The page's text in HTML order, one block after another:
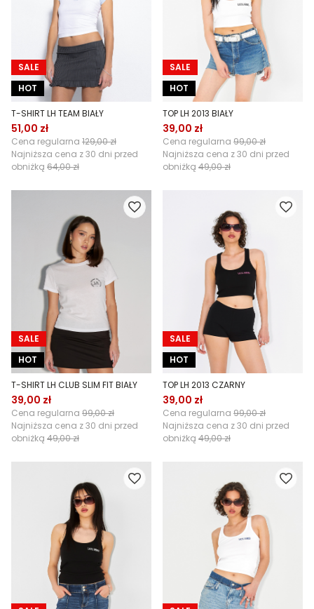
SALE
HOT
T-SHIRT LH TEAM BIAŁY
51,00 zł
Cena regularna 129,00 zł
Najniższa cena z 30 dni przed
obniżką 64,00 zł
SALE
HOT
TOP LH 2013 BIAŁY
39,00 zł
Cena regularna 99,00 zł
Najniższa cena z 30 dni przed
obniżką 49,00 zł
SALE
HOT
T-SHIRT LH CLUB SLIM FIT BIAŁY
39,00 zł
Cena regularna 99,00 zł
Najniższa cena z 30 dni przed
obniżką 49,00 zł
SALE
HOT
TOP LH 2013 CZARNY
39,00 zł
Cena regularna 99,00 zł
Najniższa cena z 30 dni przed
obniżką 49,00 zł